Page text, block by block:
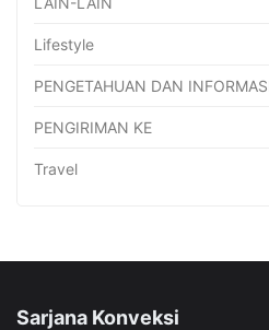
Lifestyle
PENGETAHUAN DAN
PENGIRIMAN KE
Travel
Sarjana Konveksi